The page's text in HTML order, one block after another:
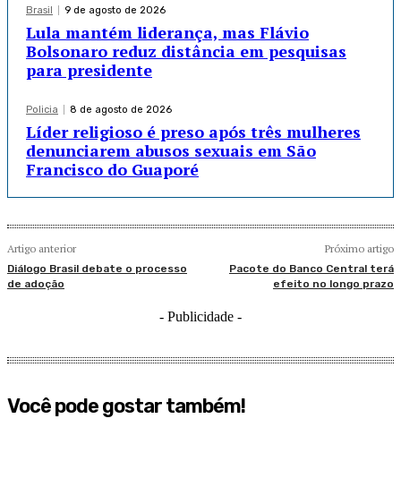
Brasil 9 de agosto de 2026
Lula mantém liderança, mas Flávio
Bolsonaro reduz distância em pesquisas
para presidente
Policia 8 de agosto de 2026
Líder religioso é preso após três mulheres
denunciarem abusos sexuais em São
Francisco do Guaporé
Artigo anterior
Diálogo Brasil debate o processo
de adoção
Próximo artigo
Pacote do Banco Central terá
efeito no longo prazo
- Publicidade -
Você pode gostar também!